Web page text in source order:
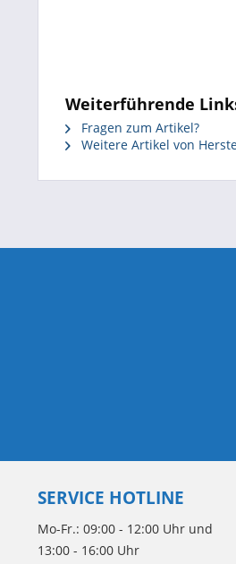
Weiterführende
Fragen zum Artikel?
Weitere Artikel von
SERVICE HOTLINE
Mo-Fr.: 09:00 - 12:00 Uhr und
13:00 - 16:00 Uhr